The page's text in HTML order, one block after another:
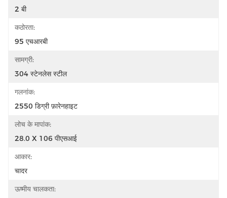
2 बी
कठोरता:
95 एचआरबी
सामग्री:
304 स्टेनलेस स्टील
गलनांक:
2550 डिग्री फ़ारेनहाइट
लोच के मापांक:
28.0 X 106 पीएसआई
आकार:
चादर
ऊष्मीय चालकता: